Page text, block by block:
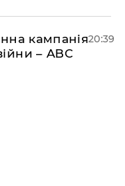
кампанія
– ABC
20:39